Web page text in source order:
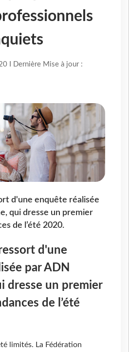
I Dernière Mise à jour :
d'une enquête réalisée
qui dresse un premier
de l’été 2020.
d'une
par ADN
dresse un premier
de l’été
limités. La Fédération